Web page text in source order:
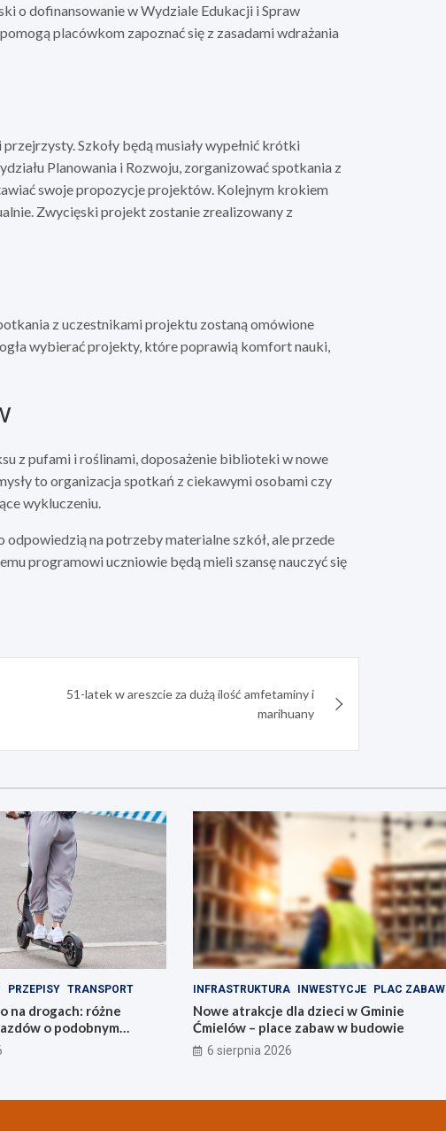
o dofinansowanie w Wydziale Edukacji i Spraw
placówkom zapoznać się z zasadami wdrażania
Szkoły będą musiały wypełnić krótki
Planowania i Rozwoju, zorganizować spotkania z
swoje propozycje projektów. Kolejnym krokiem
Zwycięski projekt zostanie zrealizowany z
z uczestnikami projektu zostaną omówione
wybierać projekty, które poprawią komfort nauki,
z pufami i roślinami, doposażenie biblioteki w nowe
to organizacja spotkań z ciekawymi osobami czy
wykluczeniu.
na potrzeby materialne szkół, ale przede
programowi uczniowie będą mieli szansę nauczyć się
51-latek w areszcie za dużą ilość amfetaminy i
marihuany
PRZEPISY TRANSPORT
na drogach: różne
o podobnym
INFRASTRUKTURA INWESTYCJE PLAC ZABAW
Nowe atrakcje dla dzieci w Gminie
Ćmielów – place zabaw w budowie
6 sierpnia 2026